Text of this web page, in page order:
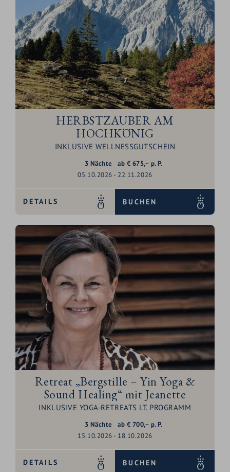
HERBSTZAUBER AM
HOCHKÖNIG
INKLUSIVE WELLNESSGUTSCHEIN
3 Nächte
05.10.2026 - 22.11.2026
ab € 675,– p. P.
DETAILS BUCHEN
Retreat „Bergstille – Yin Yoga &
Sound Healing“ mit Jeanette
INKLUSIVE YOGA-RETREATS LT. PROGRAMM
3 Nächte
15.10.2026 - 18.10.2026
ab € 700,– p. P.
DETAILS BUCHEN